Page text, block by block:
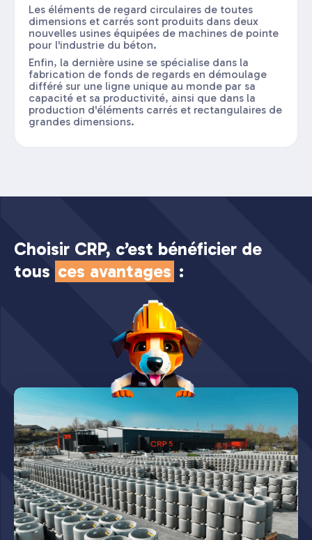
Les éléments de regard circulaires de toutes
dimensions et carrés sont produits dans deux
nouvelles usines équipées de machines de pointe
pour l'industrie du béton.
Enfin, la dernière usine se spécialise dans la
fabrication de fonds de regards en démoulage
différé sur une ligne unique au monde par sa
capacité et sa productivité, ainsi que dans la
production d'éléments carrés et rectangulaires de
grandes dimensions.
Choisir CRP, c’est bénéficier de
tous ces avantages :